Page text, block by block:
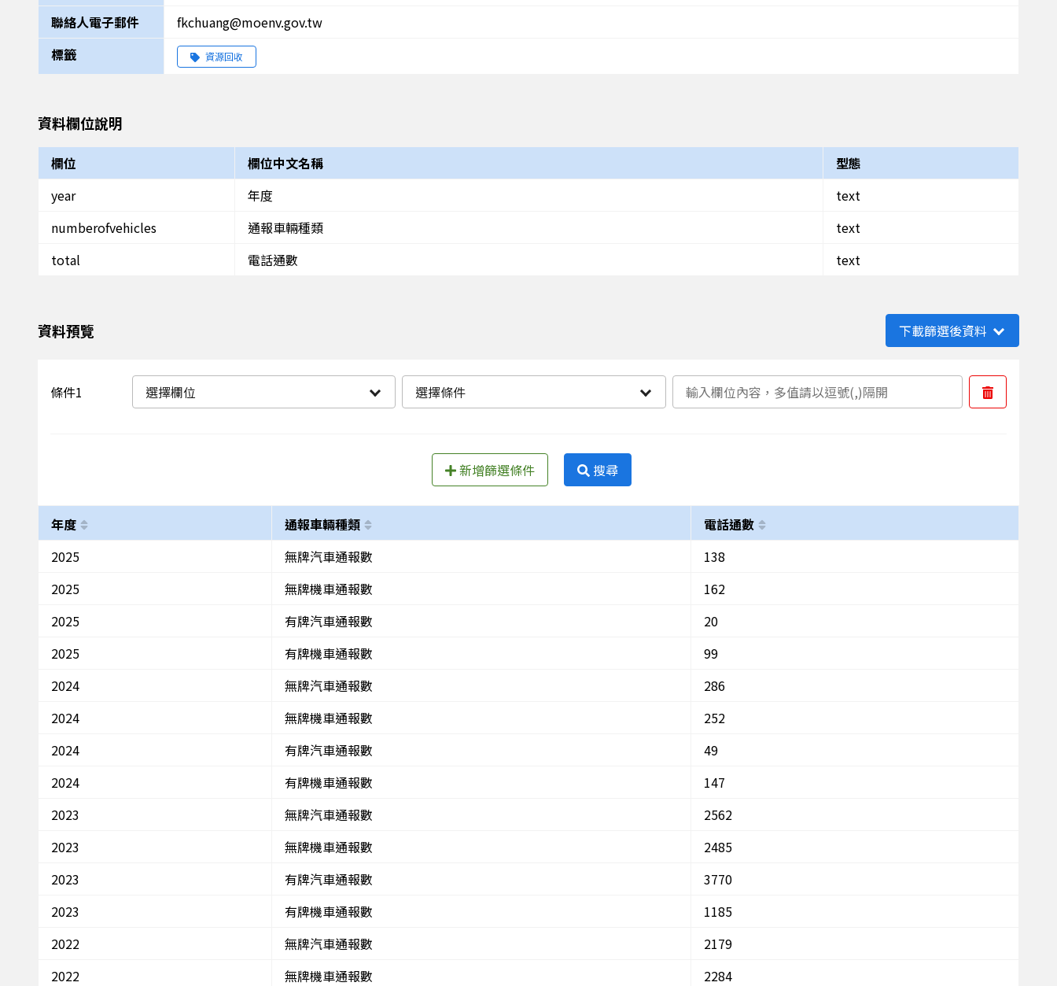
聯絡人電子郵件
fkchuang@moenv.gov.tw
標籤
資源回收
資料欄位說明
欄位 欄位中文名稱
型態
year
年度
text
numberofvehicles
通報車輛種類
text
total
電話通數 text
資料預覽 下載篩選後資料
條件1 選擇欄位 選擇條件
新增篩選條件 搜尋
年度 通報車輛種類
電話通數
2025
無牌汽車通報數
138
2025
無牌機車通報數
162
2025
有牌汽車通報數
20
2025
有牌機車通報數
99
2024
無牌汽車通報數
286
2024
無牌機車通報數
252
2024
有牌汽車通報數
49
2024
有牌機車通報數
147
2023
無牌汽車通報數
2562
2023
無牌機車通報數
2485
2023
有牌汽車通報數
3770
2023
有牌機車通報數
1185
2022
無牌汽車通報數
2179
2022
無牌機車通報數
2284